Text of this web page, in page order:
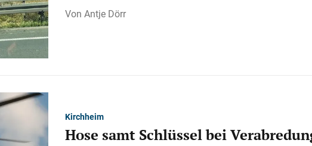
Antje Dörr
Kirchheim
Hose samt Schlüssel bei